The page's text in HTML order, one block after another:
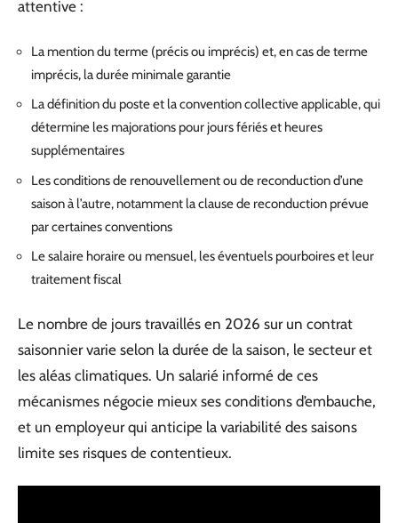
attentive :
La mention du terme (précis ou imprécis) et, en cas de terme
imprécis, la durée minimale garantie
La définition du poste et la convention collective applicable, qui
détermine les majorations pour jours fériés et heures
supplémentaires
Les conditions de renouvellement ou de reconduction d’une
saison à l’autre, notamment la clause de reconduction prévue
par certaines conventions
Le salaire horaire ou mensuel, les éventuels pourboires et leur
traitement fiscal
Le nombre de jours travaillés en 2026 sur un contrat
saisonnier varie selon la durée de la saison, le secteur et
les aléas climatiques. Un salarié informé de ces
mécanismes négocie mieux ses conditions d’embauche,
et un employeur qui anticipe la variabilité des saisons
limite ses risques de contentieux.